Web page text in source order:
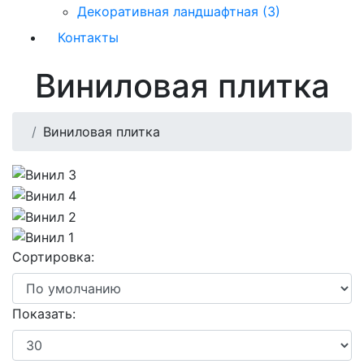
Декоративная ландшафтная (3)
Контакты
Виниловая плитка
Виниловая плитка
Сортировка:
Показать: